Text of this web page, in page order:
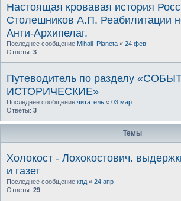
Настоящая кровавая история
Столешников А.П. Реабилитации
Анти-Архипелаг.
Последнее сообщение Mihail_Planeta « 24 фев
Ответы: 3
Путеводитель по разделу
ИСТОРИЧЕСКИЕ»
Последнее сообщение читатель « 03 мар
Ответы: 3
Темы
Холокост - Лохокостович.
и газет
Последнее сообщение кпд « 24 апр
Ответы: 29